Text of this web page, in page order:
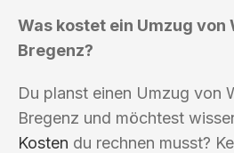
Was kostet ein Umzug von
Bregenz?
Du planst einen Umzug von
Bregenz und möchtest
Kosten du rechnen musst?